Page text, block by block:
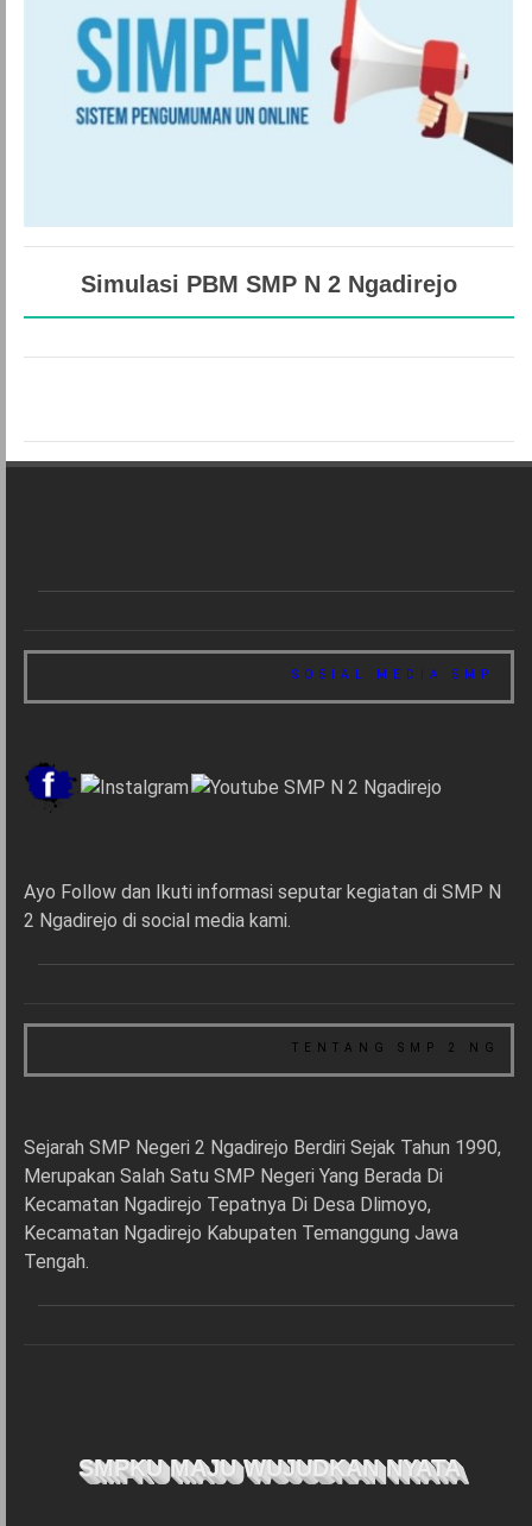
Simulasi PBM SMP N 2 Ngadirejo
SOSIAL MEDIA SMP 2
Ayo Follow dan Ikuti informasi seputar kegiatan di SMP N
2 Ngadirejo di social media kami.
TENTANG SMP 2
Sejarah SMP Negeri 2 Ngadirejo Berdiri Sejak Tahun 1990,
Merupakan Salah Satu SMP Negeri Yang Berada Di
Kecamatan Ngadirejo Tepatnya Di Desa Dlimoyo,
Kecamatan Ngadirejo Kabupaten Temanggung Jawa
Tengah.
SMPKU MAJU WUJUDKAN NYATA